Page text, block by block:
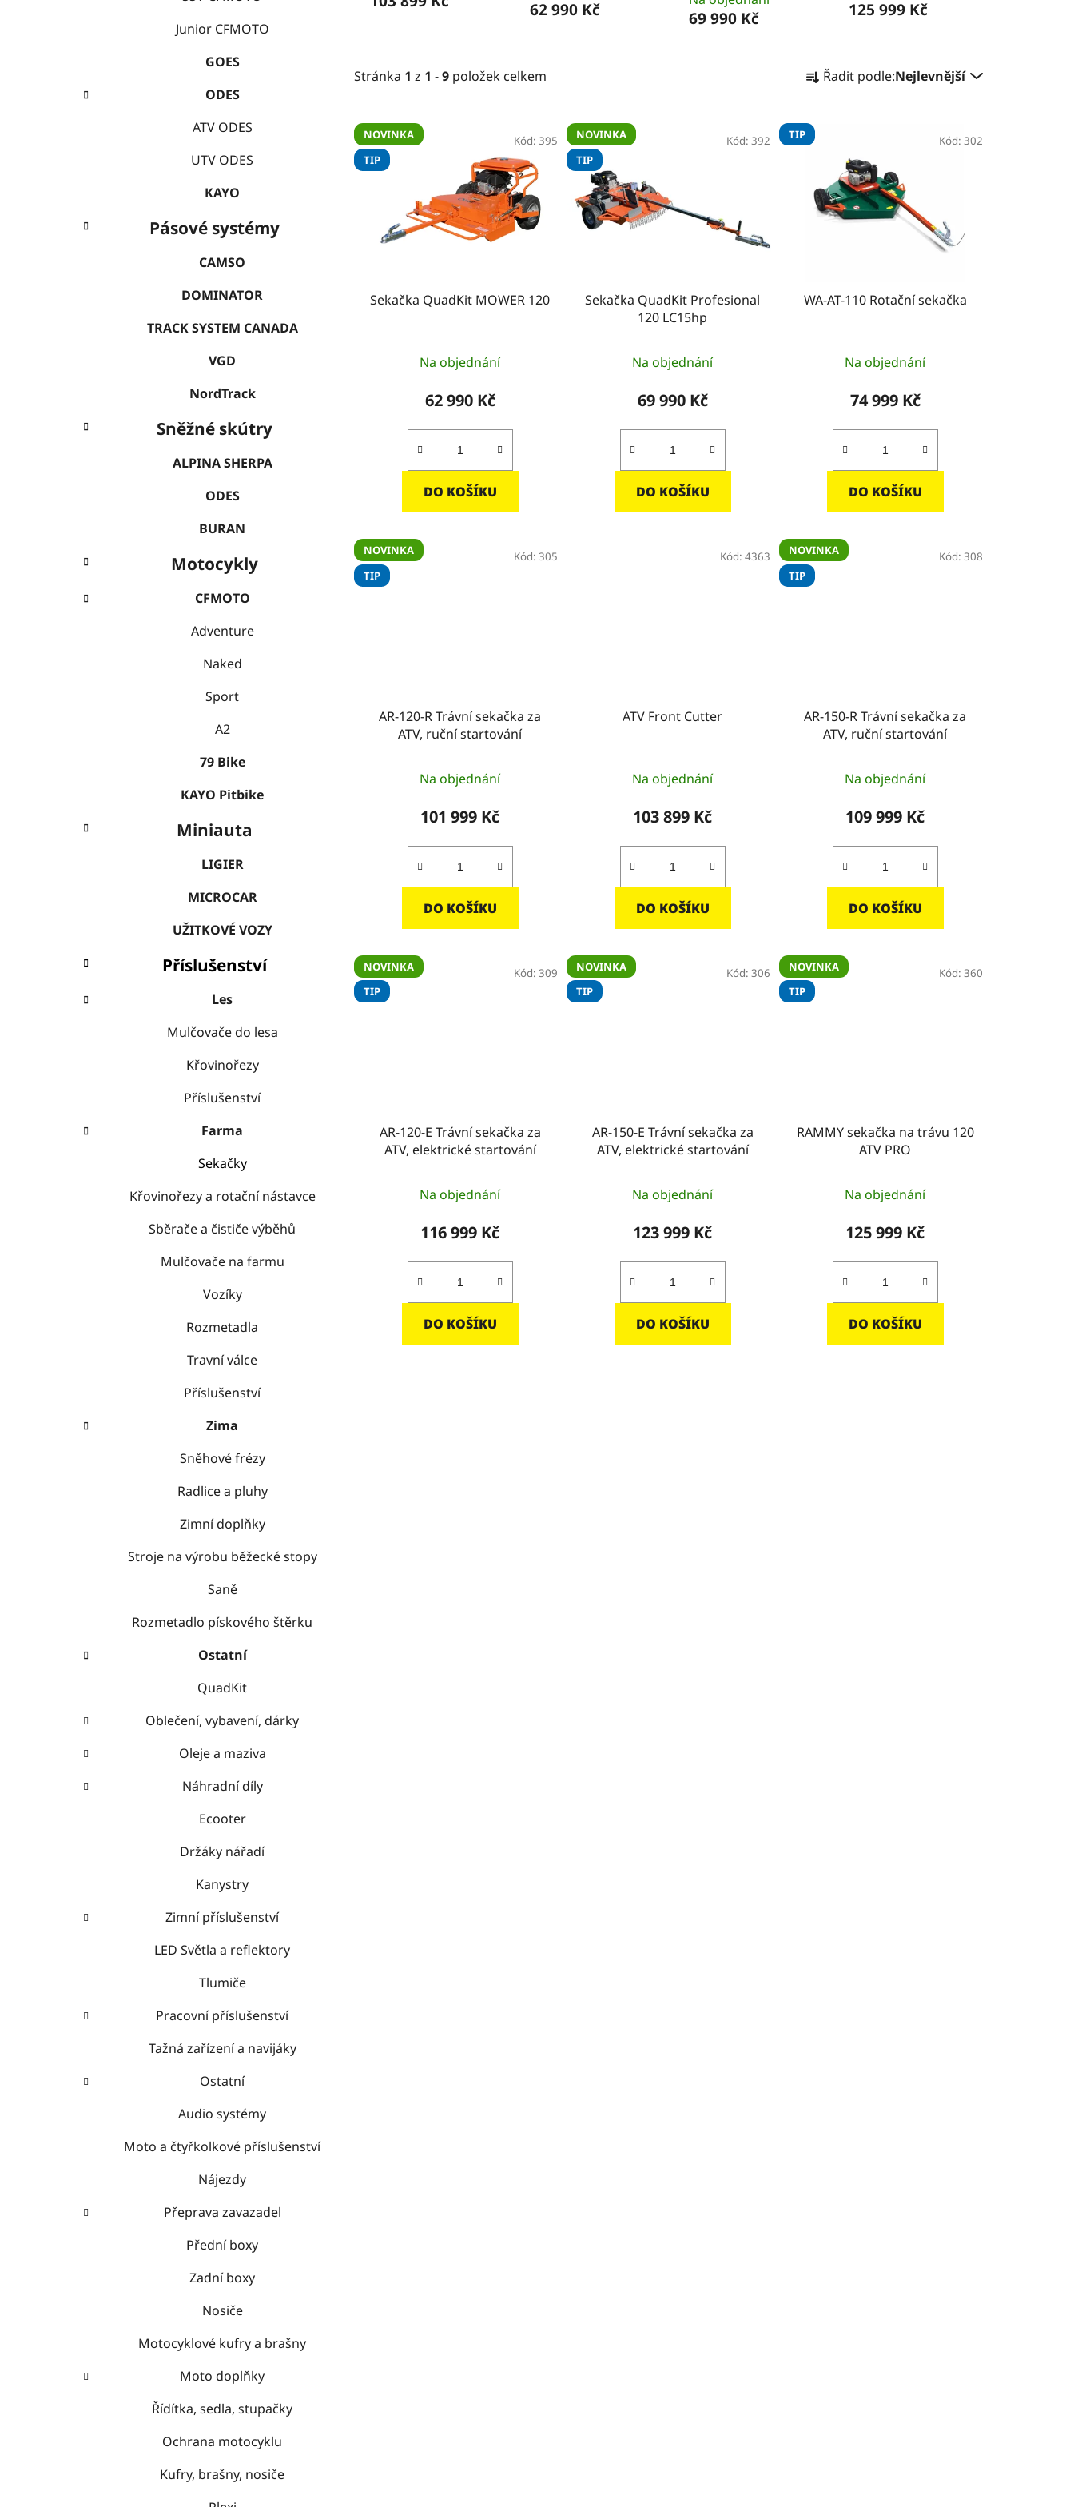
Junior CFMOTO
GOES
ODES
ATV ODES
UTV ODES
KAYO
Pásové systémy
CAMSO
DOMINATOR
TRACK SYSTEM CANADA
VGD
NordTrack
Sněžné skútry
ALPINA SHERPA
ODES
BURAN
Motocykly
CFMOTO
Adventure
Naked
Sport
A2
79 Bike
KAYO Pitbike
Miniauta
LIGIER
MICROCAR
UŽITKOVÉ VOZY
Příslušenství
Les
Mulčovače do lesa
Křovinořezy
Příslušenství
Farma
Sekačky
Křovinořezy a rotační nástavce
Sběrače a čističe výběhů
Mulčovače na farmu
Vozíky
Rozmetadla
Travní válce
Příslušenství
Zima
Sněhové frézy
Radlice a pluhy
Zimní doplňky
Stroje na výrobu běžecké stopy
Saně
Rozmetadlo pískového štěrku
Ostatní
QuadKit
Oblečení, vybavení, dárky
Oleje a maziva
Náhradní díly
Ecooter
Držáky nářadí
Kanystry
Zimní příslušenství
LED Světla a reflektory
Tlumiče
Pracovní příslušenství
Tažná zařízení a navijáky
Ostatní
Audio systémy
Moto a čtyřkolkové příslušenství
Nájezdy
Přeprava zavazadel
Přední boxy
Zadní boxy
Nosiče
Motocyklové kufry a brašny
Moto doplňky
Řídítka, sedla, stupačky
Ochrana motocyklu
Kufry, brašny, nosiče
62 990 Kč 69 990 Kč 125 999 Kč
Stránka 1 z 1 -9 položek celkem a
e
n
p
k
t
Řadit podle:Nejlevnější
V
ý
p
NOVINKA
TIP
Sekačka QuadKit MOWER 120
Na objednání
62 990 Kč
DO KOŠÍKU
Kód: 395
NOVINKA
TIP
Sekačka QuadKit Profesional
120 LC15hp
Na objednání
69 990 Kč
DO KOŠÍKU
Kód: 392 TIP
WA-AT-110 Rotační sekačka
Na objednání
74 999 Kč
DO KOŠÍKU
Kód: 302
NOVINKA
TIP
AR-120-R Trávní sekačka za
ATV, ruční startování
Na objednání
101 999 Kč
DO KOŠÍKU
Kód: 305
ATV Front Cutter
Na objednání
103 899 Kč
DO KOŠÍKU
Kód: 4363
NOVINKA
TIP
AR-150-R Trávní sekačka za
ATV, ruční startování
Na objednání
109 999 Kč
DO KOŠÍKU
Kód: 308
NOVINKA
TIP
AR-120-E Trávní sekačka za
ATV, elektrické startování
Na objednání
116 999 Kč
DO KOŠÍKU
Kód: 309
NOVINKA
TIP
AR-150-E Trávní sekačka za
ATV, elektrické startování
Na objednání
123 999 Kč
DO KOŠÍKU
Kód: 306
NOVINKA
TIP
RAMMY sekačka na trávu 120
ATV PRO
hodnocení
produktu
5,0
z
hvězdiček.
Na objednání
125 999 Kč
DO KOŠÍKU
Kód: 360